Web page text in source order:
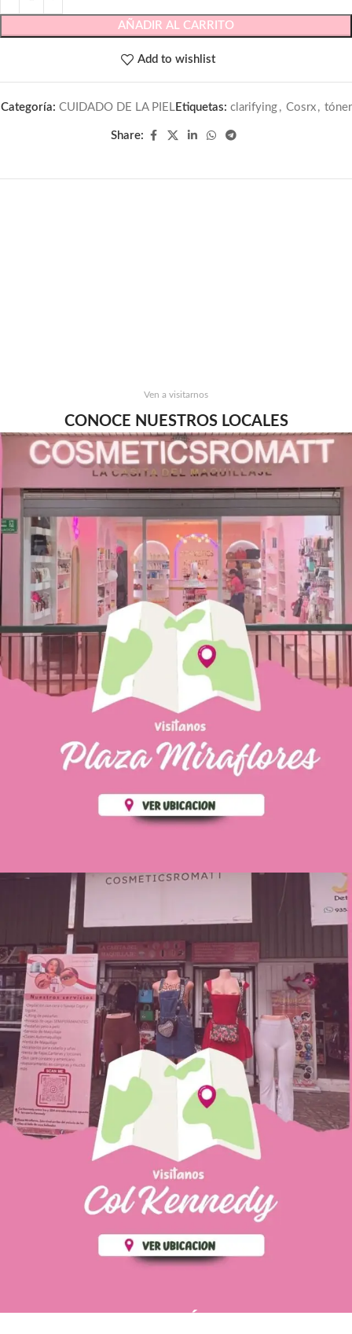
AÑADIR AL CARRITO
Add to wishlist
Categoría: CUIDADO DE LA PIEL Etiquetas: clarifying , Cosrx , tóner
Share:
Ven a visitarnos
CONOCE NUESTROS LOCALES